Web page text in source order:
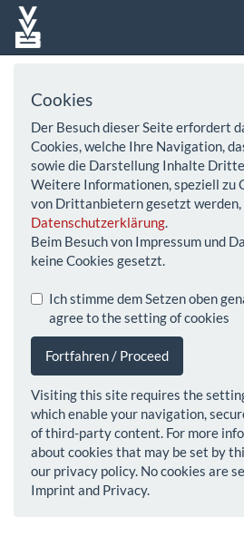
Cookies
Der Besuch dieser Seite erfordert
Cookies, welche Ihre Navigation,
sowie die Darstellung Inhalte
Weitere Informationen, speziell zu
von Drittanbietern gesetzt werden,
Datenschutzerklärung.
Beim Besuch von Impressum und
keine Cookies gesetzt.
Ich stimme dem Setzen oben
agree to the setting of cookies
Fortfahren / Proceed
Visiting this site requires the
which enable your navigation,
of third-party content. For more
about cookies that may be set by
our privacy policy. No cookies are
Imprint and Privacy.